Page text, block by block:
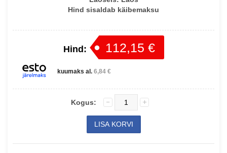
Hind sisaldab käibemaksu
Hind: 112,15 €
kuumaks al. 6,84 €
Kogus: